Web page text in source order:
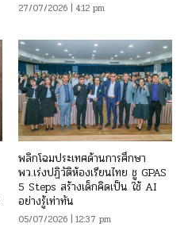
27/07/2026 | 4:12 pm
พลิกโฉมประเทศด้านการศึกษา
พว.เร่งปฏิวัติห้องเรียนไทย ชู GPAS
5 Steps สร้างเด็กคิดเป็น ใช้ AI
อย่างรู้เท่าทัน
05/07/2026 | 12:37 pm